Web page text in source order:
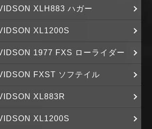
XLH883 ハガー
XL1200S
1977 FXS ローライダー
FXST ソフテイル
XL883R
XL1200S